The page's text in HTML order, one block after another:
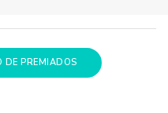
DE PREMIADOS